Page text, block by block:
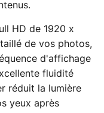
HD de 1920 x
de vos photos,
d'affichage
fluidité
réduit la lumière
yeux après